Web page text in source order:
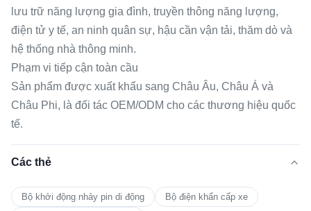
lưu trữ năng lượng gia đình, truyền thông năng lượng,
điện tử y tế, an ninh quân sự, hậu cần vận tải, thăm dò và
hệ thống nhà thông minh.
Phạm vi tiếp cận toàn cầu
Sản phẩm được xuất khẩu sang Châu Âu, Châu Á và
Châu Phi, là đối tác OEM/ODM cho các thương hiệu quốc
tế.
Các thẻ
Bộ khởi động nhảy pin di động
Bộ điện khẩn cấp xe